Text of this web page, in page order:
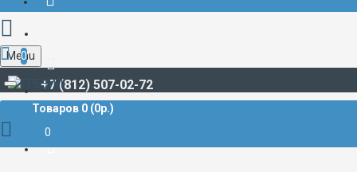
+7 (812) 507-02-72
Menu
0
Товаров 0 (0р.)
0
РАДИОДЕТАЛИ И РАДИОЭЛЕКТРОННЫЕ КОМПОНЕНТЫ